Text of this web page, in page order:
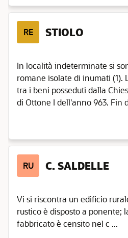
RE STIOLO
In località indeterminate si
romane isolate di inumati (1).
tra i beni posseduti dalla
di Ottone I dell'anno 963. Fin
RU C. SALDELLE
Vi si riscontra un edificio
rustico è disposto a ponente;
fabbricato è censito nel c ...